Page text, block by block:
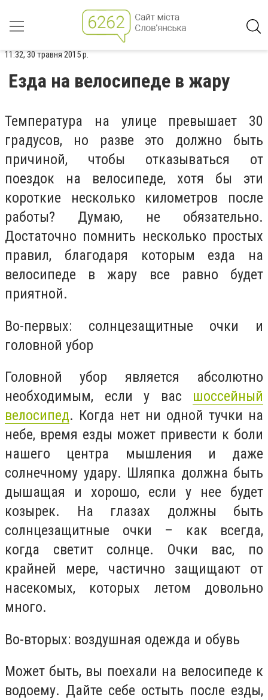
11:32, 30 травня 2015 р.
Езда на велосипеде в жару
Температура на улице превышает 30
градусов, но разве это должно быть
причиной, чтобы отказываться от
поездок на велосипеде, хотя бы эти
короткие несколько километров после
работы? Думаю, не обязательно.
Достаточно помнить несколько простых
правил, благодаря которым езда на
велосипеде в жару все равно будет
приятной.
Во-первых: солнцезащитные очки и
головной убор
Головной убор является абсолютно
необходимым, если у вас шоссейный
велосипед. Когда нет ни одной тучки на
небе, время езды может привести к боли
нашего центра мышления и даже
солнечному удару. Шляпка должна быть
дышащая и хорошо, если у нее будет
козырек. На глазах должны быть
солнцезащитные очки – как всегда,
когда светит солнце. Очки вас, по
крайней мере, частично защищают от
насекомых, которых летом довольно
много.
Во-вторых: воздушная одежда и обувь
Может быть, вы поехали на велосипеде к
водоему. Дайте себе остыть после езды,